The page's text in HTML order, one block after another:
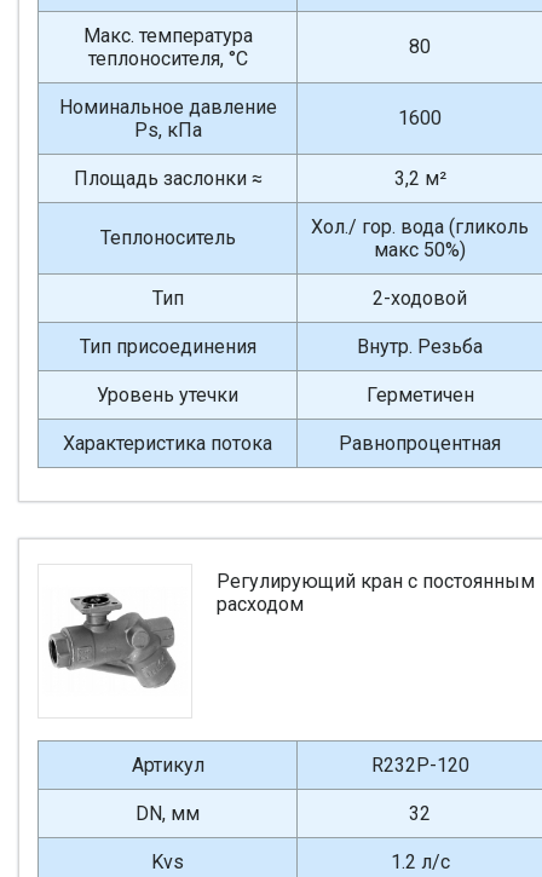
Макс. температура
теплоносителя, °С
80
Номинальное давление
Ps, кПа
1600
Площадь заслонки ≈ 3,2 м²
Теплоноситель
Хол./ гор. вода (гликоль
макс 50%)
Тип 2-ходовой
Тип присоединения Внутр. Резьба
Уровень утечки Герметичен
Характеристика потока Равнопроцентная
Регулирующий кран с постоянным
расходом
Артикул R232P-120
DN, мм 32
Kvs 1.2 л/с